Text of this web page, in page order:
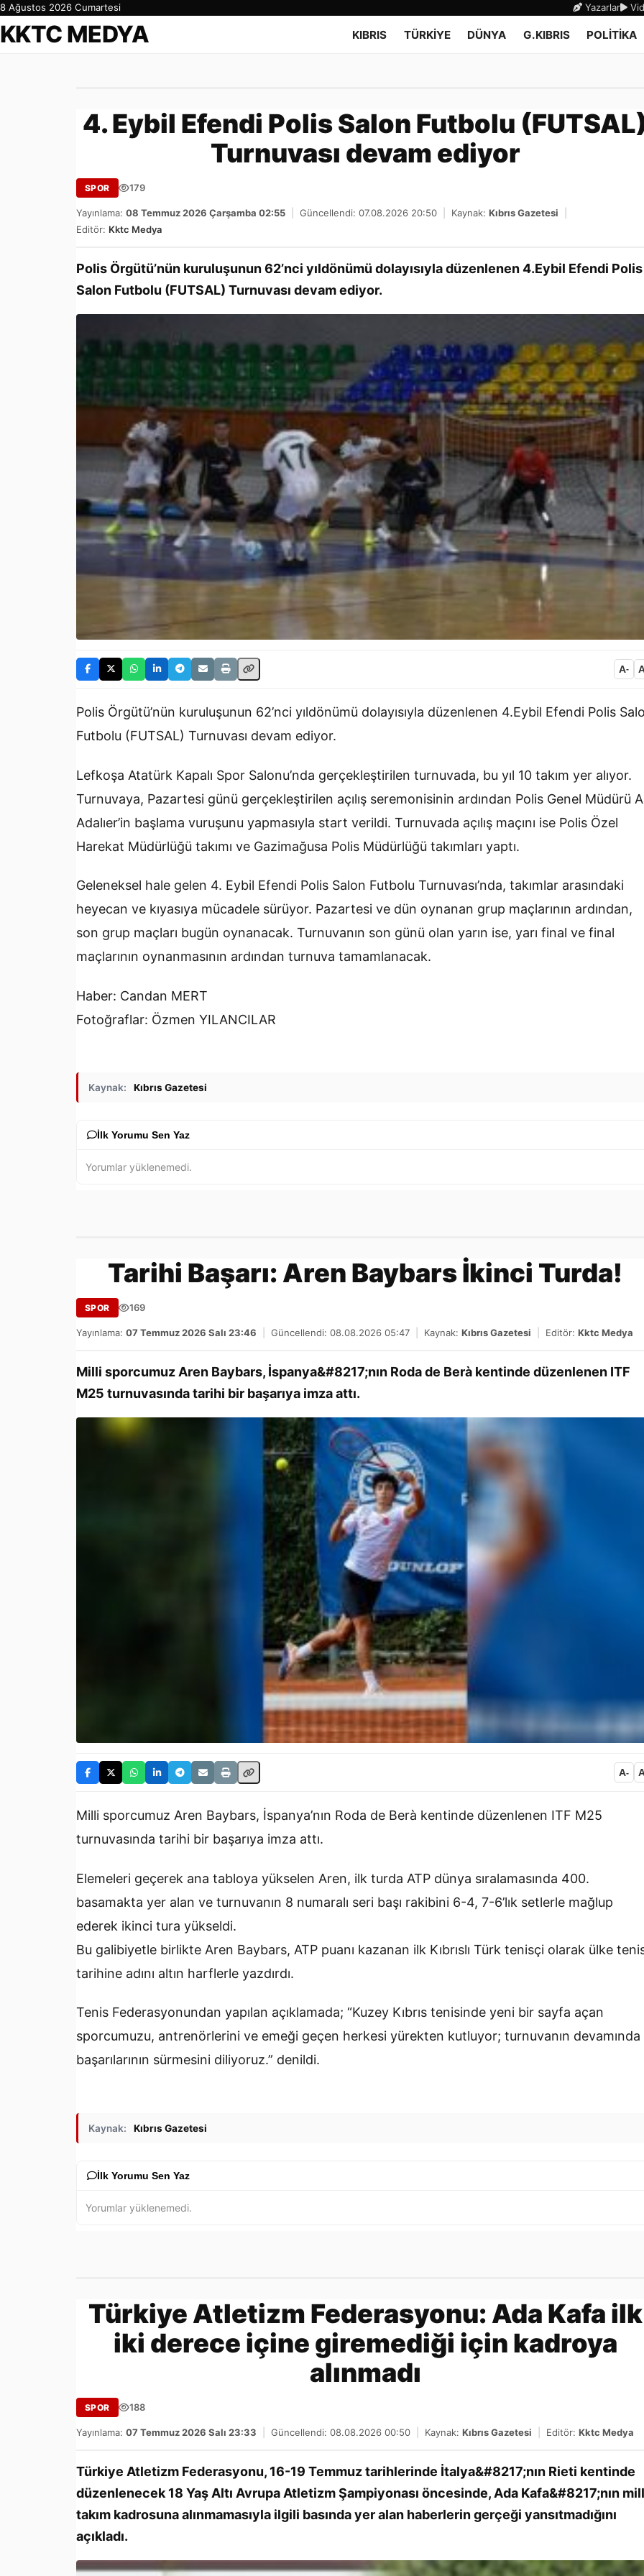
8 Ağustos 2026 Cumartesi Yazarlar
KKTC MEDYA KIBRIS TÜRKİYE DÜNYA G.KIBRIS POLİTİKA
4. Eybil Efendi Polis Salon Futbolu
Turnuvası devam ediyor
SPOR 179
Yayınlama: 08 Temmuz 2026 Çarşamba 02:55 Güncellendi: 07.08.2026 20:50 Kaynak: Kıbrıs Gazetesi
Editör: Kktc Medya
Polis Örgütü’nün kuruluşunun 62’nci yıldönümü dolayısıyla düzenlenen 4.Eybil Efendi Polis
Salon Futbolu (FUTSAL) Turnuvası devam ediyor.
A-
Polis Örgütü’nün kuruluşunun 62’nci yıldönümü dolayısıyla düzenlenen 4.Eybil Efendi Polis
Futbolu (FUTSAL) Turnuvası devam ediyor.
Lefkoşa Atatürk Kapalı Spor Salonu’nda gerçekleştirilen turnuvada, bu yıl 10 takım yer alıyor.
Turnuvaya, Pazartesi günü gerçekleştirilen açılış seremonisinin ardından Polis Genel Müdürü
Adalıer’in başlama vuruşunu yapmasıyla start verildi. Turnuvada açılış maçını ise Polis Özel
Harekat Müdürlüğü takımı ve Gazimağusa Polis Müdürlüğü takımları yaptı.
Geleneksel hale gelen 4. Eybil Efendi Polis Salon Futbolu Turnuvası’nda, takımlar arasındaki
heyecan ve kıyasıya mücadele sürüyor. Pazartesi ve dün oynanan grup maçlarının ardından,
son grup maçları bugün oynanacak. Turnuvanın son günü olan yarın ise, yarı final ve final
maçlarının oynanmasının ardından turnuva tamamlanacak.
Haber: Candan MERT
Fotoğraflar: Özmen YILANCILAR
Kaynak: Kıbrıs Gazetesi
İlk Yorumu Sen Yaz
Yorumlar yüklenemedi.
Tarihi Başarı: Aren Baybars İkinci Turda!
SPOR 169
Yayınlama: 07 Temmuz 2026 Salı 23:46 Güncellendi: 08.08.2026 05:47 Kaynak: Kıbrıs Gazetesi Editör: Kktc Medya
Milli sporcumuz Aren Baybars, İspanya&#8217;nın Roda de Berà kentinde düzenlenen ITF
M25 turnuvasında tarihi bir başarıya imza attı.
A-
Milli sporcumuz Aren Baybars, İspanya’nın Roda de Berà kentinde düzenlenen ITF M25
turnuvasında tarihi bir başarıya imza attı.
Elemeleri geçerek ana tabloya yükselen Aren, ilk turda ATP dünya sıralamasında 400.
basamakta yer alan ve turnuvanın 8 numaralı seri başı rakibini 6-4, 7-6’lık setlerle mağlup
ederek ikinci tura yükseldi.
Bu galibiyetle birlikte Aren Baybars, ATP puanı kazanan ilk Kıbrıslı Türk tenisçi olarak ülke
tarihine adını altın harflerle yazdırdı.
Tenis Federasyonundan yapılan açıklamada; “Kuzey Kıbrıs tenisinde yeni bir sayfa açan
sporcumuzu, antrenörlerini ve emeği geçen herkesi yürekten kutluyor; turnuvanın devamında
başarılarının sürmesini diliyoruz.” denildi.
Kaynak: Kıbrıs Gazetesi
İlk Yorumu Sen Yaz
Yorumlar yüklenemedi.
Türkiye Atletizm Federasyonu: Ada Kafa ilk
iki derece içine giremediği için kadroya
alınmadı
SPOR 188
Yayınlama: 07 Temmuz 2026 Salı 23:33 Güncellendi: 08.08.2026 00:50 Kaynak: Kıbrıs Gazetesi Editör: Kktc Medya
Türkiye Atletizm Federasyonu, 16-19 Temmuz tarihlerinde İtalya&#8217;nın Rieti kentinde
düzenlenecek 18 Yaş Altı Avrupa Atletizm Şampiyonası öncesinde, Ada Kafa&#8217;nın
takım kadrosuna alınmamasıyla ilgili basında yer alan haberlerin gerçeği yansıtmadığını
açıkladı.